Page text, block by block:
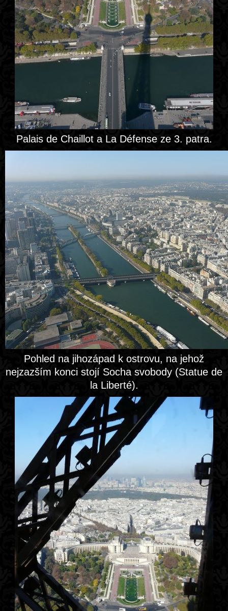
Palais de Chaillot a La Défense ze 3. patra.
Pohled na jihozápad k ostrovu, na jehož
nejzazším konci stojí Socha svobody (Statue de
la Liberté).